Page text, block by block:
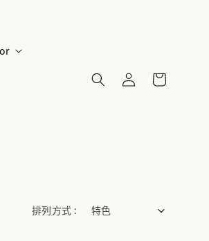
排列方式 :